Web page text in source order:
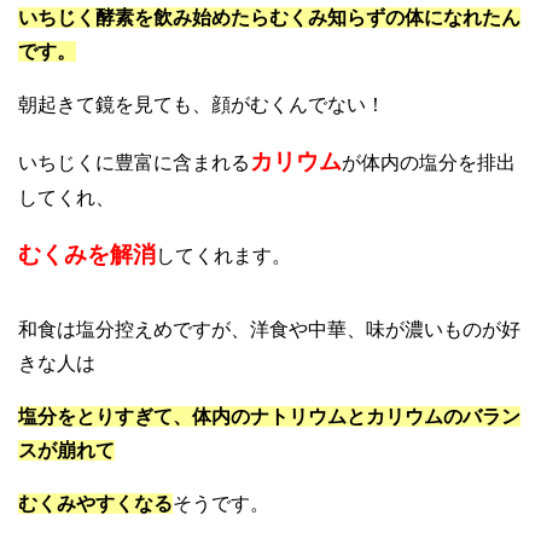
いちじく酵素を飲み始めたらむくみ知らずの体になれたん
です。
朝起きて鏡を見ても、顔がむくんでない！
いちじくに豊富に含まれる カリウムが体内の塩分を排出
してくれ、
むくみを解消してくれます。
和食は塩分控えめですが、洋食や中華、味が濃いものが好
きな人は
塩分をとりすぎて、体内のナトリウムとカリウムのバラン
スが崩れて
むくみやすくなるそうです。